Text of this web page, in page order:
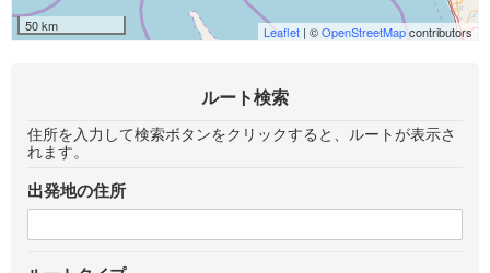
50 km Leaflet | ©OpenStreetMapcontributors
ルート検索
住所を入力して検索ボタンをクリックすると、ルートが表示さ
れます。
出発地の住所